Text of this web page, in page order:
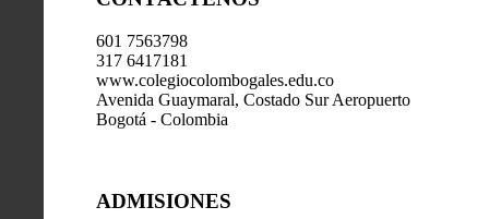
601 7563798
317 6417181
www.colegiocolombogales.edu.co
Avenida Guaymaral, Costado Sur Aeropuerto
Bogotá - Colombia
ADMISIONES